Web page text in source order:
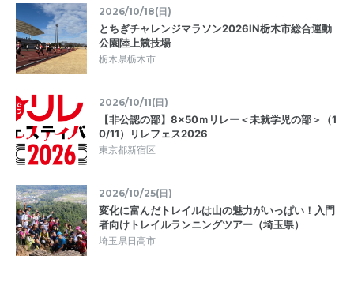
2026/10/18(日)
とちぎチャレンジマラソン2026IN栃木市総合運動
公園陸上競技場
栃木県栃木市
2026/10/11(日)
【非公認の部】8×50ｍリレー＜未就学児の部＞（1
0/11）リレフェス2026
東京都新宿区
2026/10/25(日)
変化に富んだトレイルは山の魅力がいっぱい！入門
者向けトレイルランニングツアー（埼玉県）
埼玉県日高市